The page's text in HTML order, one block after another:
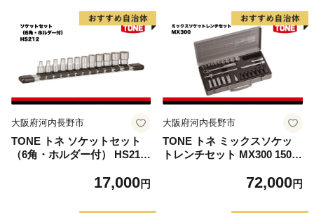
大阪府河内長野市
TONE トネ ソケットセット
（6角・ホルダー付） HS212
士 自動車 バイク DIY メンテ
17,000円
大阪府河内長野市
TONE トネ ミックスソケッ
トレンチセット MX300 1500
動車 バイク DIY メンテナン
72,000円